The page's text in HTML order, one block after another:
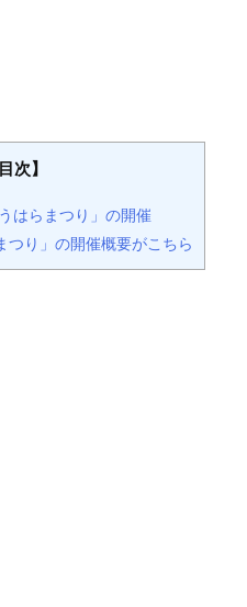
次】
はらまつり」の開催
つり」の開催概要がこちら